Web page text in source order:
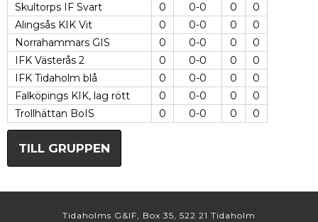
Skultorps IF Svart
0 0-0 0
0
Alingsås KIK Vit
0 0-0 0
0
Norrahammars GIS
0 0-0 0
0
IFK Västerås 2
0 0-0 0
0
IFK Tidaholm blå
0 0-0 0
0
Falköpings KIK, lag rött
0 0-0 0
0
Trollhättan BoIS
0 0-0 0 0
TILL GRUPPEN
Tidaholms G&IF, Box 35, 522 21 Tidaholm